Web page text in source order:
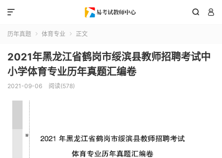
 

历年真题  体育专业  正文
2021年黑龙江省鹤岗市绥滨县教师招聘考试中
小学体育专业历年真题汇编卷
2021-09-06 阅读(578)